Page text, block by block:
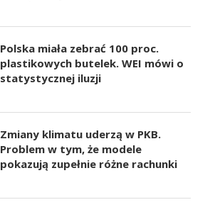
Polska miała zebrać 100 proc.
plastikowych butelek. WEI mówi o
statystycznej iluzji
Zmiany klimatu uderzą w PKB.
Problem w tym, że modele
pokazują zupełnie różne rachunki